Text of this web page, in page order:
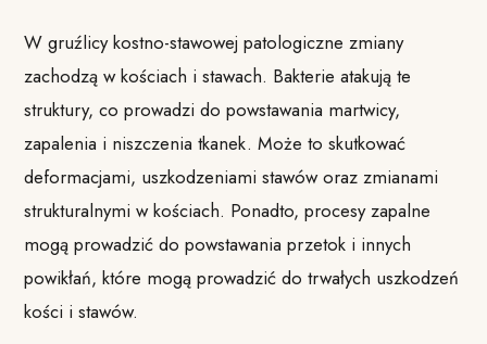
W gruźlicy kostno-stawowej patologiczne zmiany
zachodzą w kościach i stawach. Bakterie atakują te
struktury, co prowadzi do powstawania martwicy,
zapalenia i niszczenia tkanek. Może to skutkować
deformacjami, uszkodzeniami stawów oraz zmianami
strukturalnymi w kościach. Ponadto, procesy zapalne
mogą prowadzić do powstawania przetok i innych
powikłań, które mogą prowadzić do trwałych uszkodzeń
kości i stawów.